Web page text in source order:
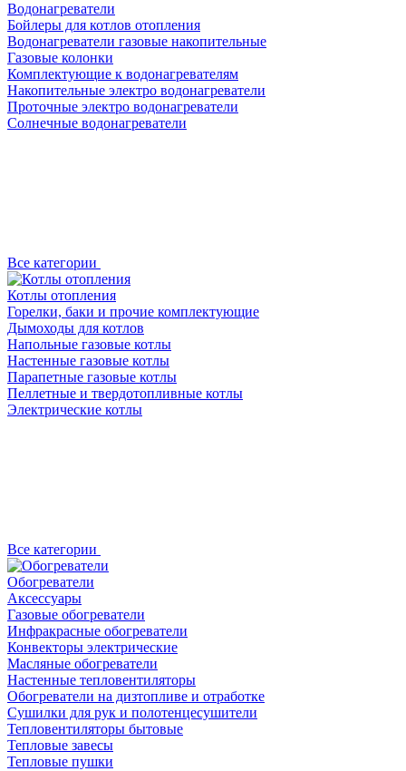
Водонагреватели
Бойлеры для котлов отопления
Водонагреватели газовые накопительные
Газовые колонки
Комплектующие к водонагревателям
Накопительные электро водонагреватели
Проточные электро водонагреватели
Солнечные водонагреватели
Все категории
Котлы отопления
Горелки, баки и прочие комплектующие
Дымоходы для котлов
Напольные газовые котлы
Настенные газовые котлы
Парапетные газовые котлы
Пеллетные и твердотопливные котлы
Электрические котлы
Все категории
Обогреватели
Аксессуары
Газовые обогреватели
Инфракрасные обогреватели
Конвекторы электрические
Масляные обогреватели
Настенные тепловентиляторы
Обогреватели на дизтопливе и отработке
Сушилки для рук и полотенцесушители
Тепловентиляторы бытовые
Тепловые завесы
Тепловые пушки